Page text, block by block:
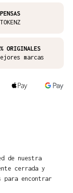
ORIGINALES
marcas
de nuestra
cerrada y
encontrar